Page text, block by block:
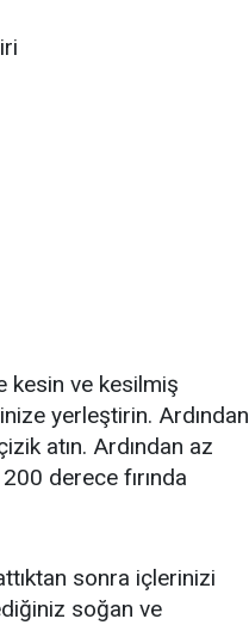
kesin ve kesilmiş
yerleştirin. Ardından
atın. Ardından az
derece fırında
attıktan sonra içlerinizi
soğan ve